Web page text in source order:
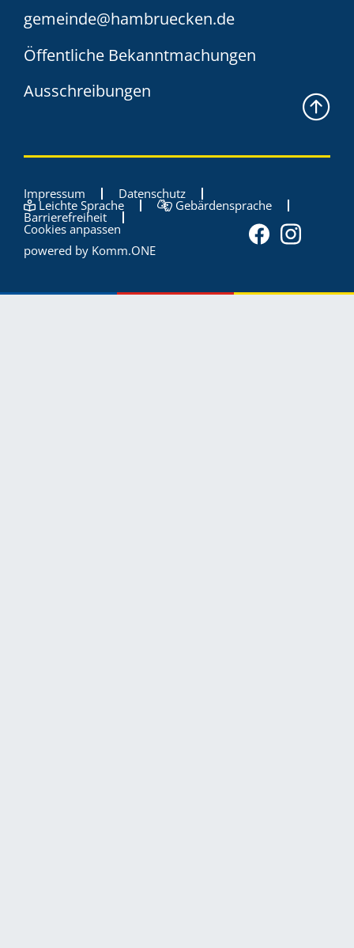
gemeinde@hambruecken.de
Öffentliche Bekanntmachungen
Ausschreibungen
Impressum Datenschutz
Leichte Sprache Gebärdensprache
Barrierefreiheit
Cookies anpassen
powered by Komm.ONE